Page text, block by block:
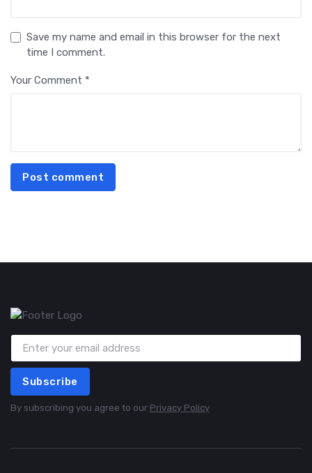
Save my name and email in this browser for the next
time I comment.
Your Comment *
Post comment
Subscribe
By subscribing you agree to our Privacy Policy